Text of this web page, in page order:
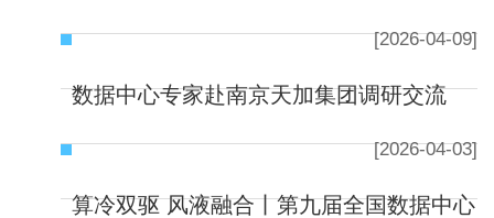
[2026-04-09]
数据中心专家赴南京天加集团调研交流
[2026-04-03]
算冷双驱 风液融合丨第九届全国数据中心